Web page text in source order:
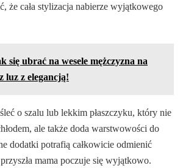
że cała stylizacja nabierze wyjątkowego
się ubrać na wesele mężczyzna na
luz z elegancją!
o szalu lub lekkim płaszczyku, który nie
ale także doda warstwowości do
dodatki potrafią całkowicie odmienić
mama poczuje się wyjątkowo.